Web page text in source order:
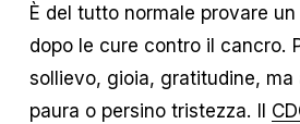
È del tutto normale provare
dopo le cure contro il cancro.
sollievo, gioia, gratitudine, ma
paura o persino tristezza. Il